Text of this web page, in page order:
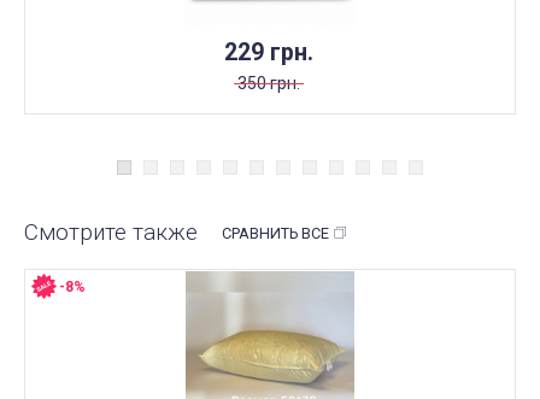
229 грн.
350 грн.
Смотрите также СРАВНИТЬ ВСЕ
-8%